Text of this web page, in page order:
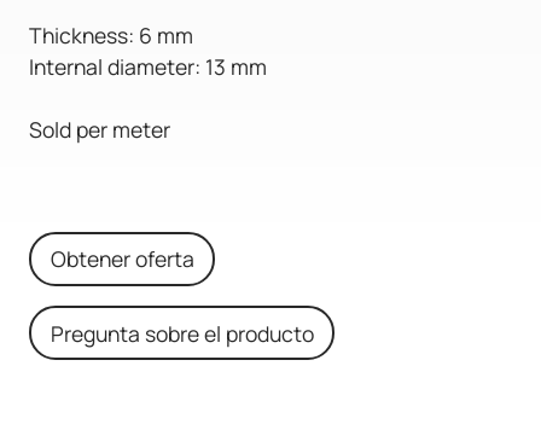
Thickness: 6 mm
Internal diameter: 13 mm
Sold per meter
Obtener oferta
Pregunta sobre el producto